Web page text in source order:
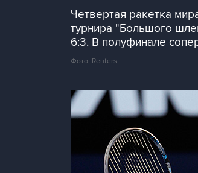
Четвертая ракетка
турнира "Большого
6:3. В полуфинале
Фото: Reuters